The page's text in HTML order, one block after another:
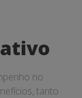
no
tanto